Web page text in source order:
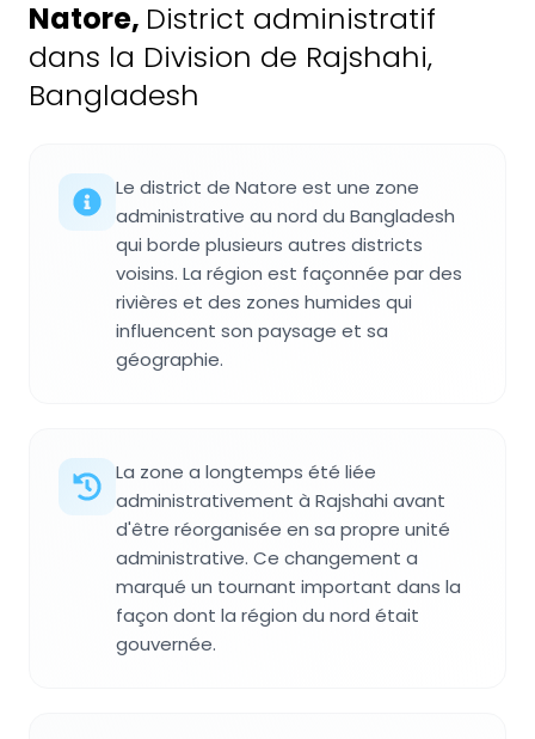
Natore, District administratif
dans la Division de Rajshahi,
Bangladesh
Le district de Natore est une zone
administrative au nord du Bangladesh
qui borde plusieurs autres districts
voisins. La région est façonnée par des
rivières et des zones humides qui
influencent son paysage et sa
géographie.
La zone a longtemps été liée
administrativement à Rajshahi avant
d'être réorganisée en sa propre unité
administrative. Ce changement a
marqué un tournant important dans la
façon dont la région du nord était
gouvernée.